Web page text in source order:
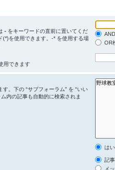
- をキーワードの直前に置いてくだ
(*)を使用できます。-* を使用する場
OR
用できます
。下の “サブフォーラム” を “いい
内の記事も自動的に検索されま
はい
記
メ